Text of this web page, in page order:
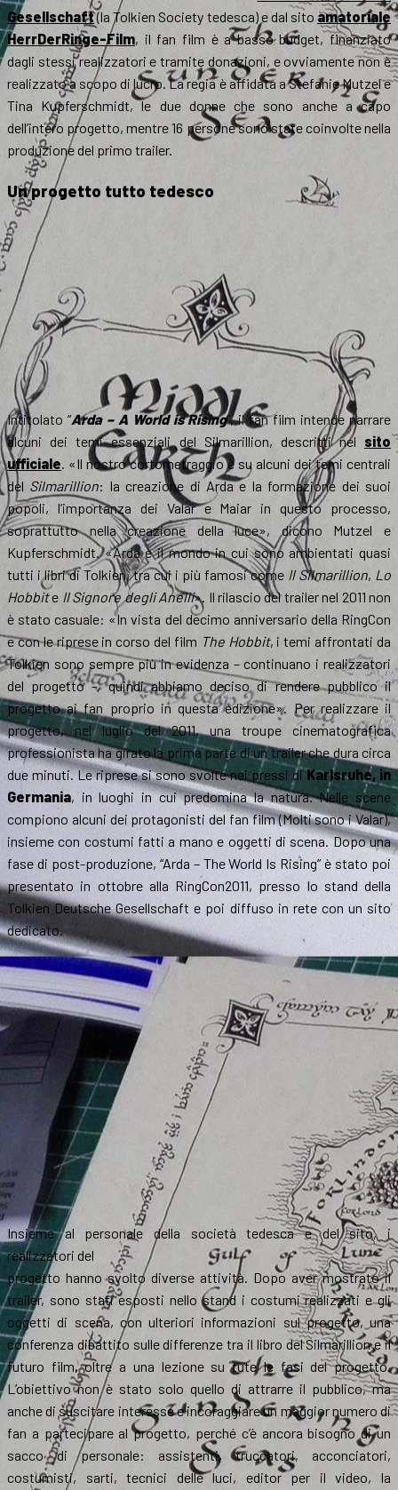
Gesellschaft(la Tolkien Society tedesca) e dal sito amatoriale
HerrDerRinge-Film, il fan film è a basso budget, finanziato
dagli stessi realizzatori e tramite donazioni, e ovviamente non è
realizzato a scopo di lucro. La regia è affidata a Stefanie Mutzel e
Tina Kupferschmidt, le due donne che sono anche a capo
dell’intero progetto, mentre 16 persone sono state coinvolte nella
produzione del primo trailer.
Un progetto tutto tedesco
Intitolato “Arda – A World is Rising”, il fan film intende narrare
alcuni dei temi essenziali del Silmarillion, descritti nel sito
ufficiale. «Il nostro cortometraggio è su alcuni dei temi centrali
del Silmarillion: la creazione di Arda e la formazione dei suoi
popoli, l’importanza dei Valar e Maiar in questo processo,
soprattutto nella creazione della luce», dicono Mutzel e
Kupferschmidt. «Arda è il mondo in cui sono ambientati quasi
tutti i libri di Tolkien, tra cui i più famosi come Il Silmarillion, Lo
Hobbite Il Signore degli Anelli». Il rilascio del trailer nel 2011 non
è stato casuale: «In vista del decimo anniversario della RingCon
e con le riprese in corso del film The Hobbit, i temi affrontati da
Tolkien sono sempre più in evidenza – continuano i realizzatori
del progetto -, quindi abbiamo deciso di rendere pubblico il
progetto ai fan proprio in questa edizione». Per realizzare il
progetto, nel luglio del 2011, una troupe cinematografica
professionista ha girato la prima parte di un trailer che dura circa
due minuti. Le riprese si sono svolte nei pressi diKarlsruhe, in
Germania, in luoghi in cui predomina la natura. Nelle scene
compiono alcuni dei protagonisti del fan film (Molti sono i Valar),
insieme con costumi fatti a mano e oggetti di scena. Dopo una
fase di post-produzione, “Arda – The World Is Rising” è stato poi
presentato in ottobre alla RingCon2011, presso lo stand della
Tolkien Deutsche Gesellschaft e poi diffuso in rete con un sito
dedicato.
Insieme al personale della società tedesca e del sito, i
realizzatori del
progetto hanno svolto diverse attività. Dopo aver mostrato il
trailer, sono stati esposti nello stand i costumi realizzati e gli
oggetti di scena, con ulteriori informazioni sul progetto, una
conferenza dibattito sulle differenze tra il libro del Silmarillion e il
futuro film, oltre a una lezione su tute le fasi del progetto.
L’obiettivo non è stato solo quello di attrarre il pubblico, ma
anche di suscitare interesse e incoraggiare un maggior numero di
fan a partecipare al progetto, perché c’è ancora bisogno di un
sacco di personale: assistenti, truccatori, acconciatori,
costumisti, sarti, tecnici delle luci, editor per il video, la